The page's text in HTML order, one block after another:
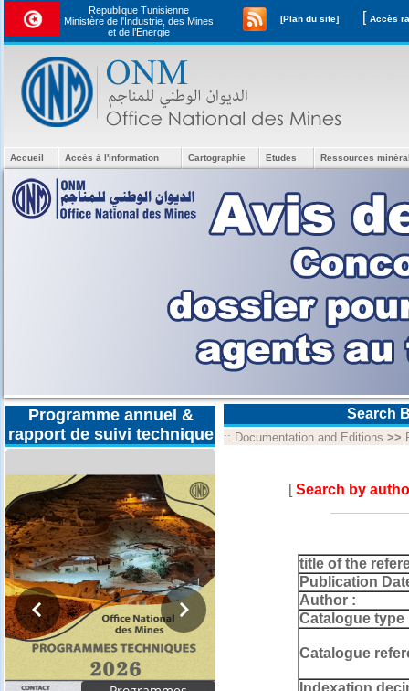
Republique Tunisienne
Ministère de l'Industrie, des Mines
et de l’Energie
[Plan du site] [
Accueil Accès à l'information Cartographie Etudes Ressources
Programme annuel &
rapport de suivi technique
Search
:: Documentation and Editions >>
[Search by
title of the
Publication
Author :
Catalogue type
Catalogue
Indexation